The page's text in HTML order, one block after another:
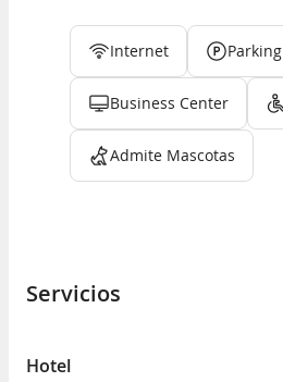
Internet Parking
Business Center
Admite Mascotas
Servicios
Hotel